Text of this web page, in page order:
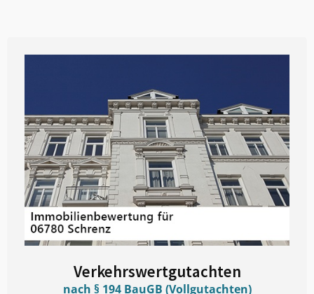
Verkehrswertgutachten
nach § 194 BauGB (Vollgutachten)